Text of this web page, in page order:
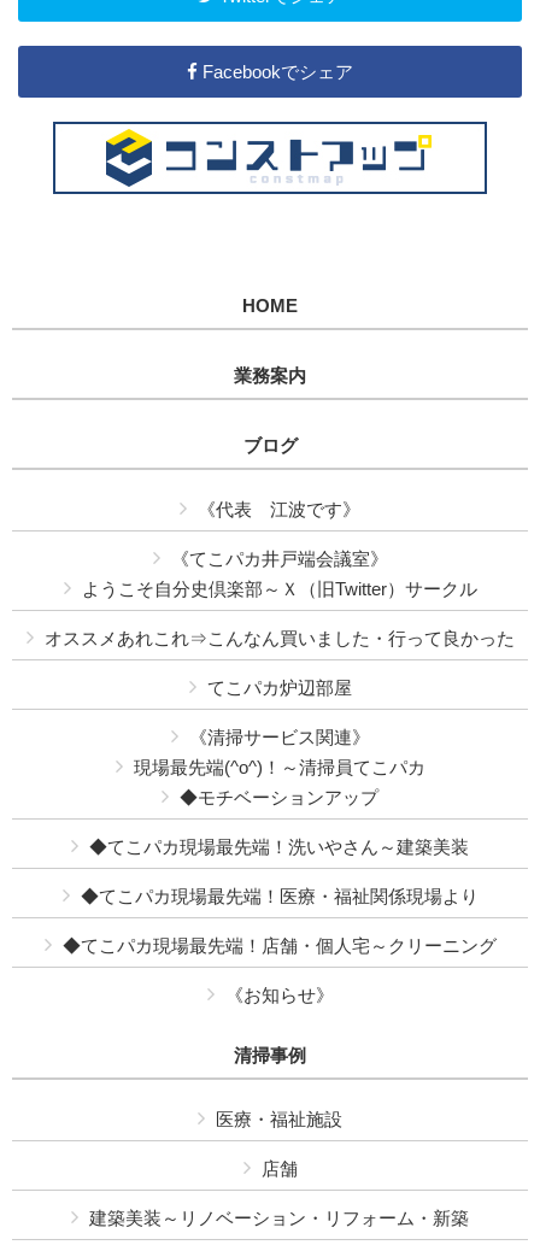
Facebookでシェア
HOME
業務案内
ブログ
《代表 江波です》
《てこパカ井戸端会議室》
ようこそ自分史倶楽部～Ｘ（旧Twitter）サークル
オススメあれこれ⇒こんなん買いました・行って良かった
てこパカ炉辺部屋
《清掃サービス関連》
現場最先端(^o^)！～清掃員てこパカ
◆モチベーションアップ
◆てこパカ現場最先端！洗いやさん～建築美装
◆てこパカ現場最先端！医療・福祉関係現場より
◆てこパカ現場最先端！店舗・個人宅～クリーニング
《お知らせ》
清掃事例
医療・福祉施設
店舗
建築美装～リノベーション・リフォーム・新築